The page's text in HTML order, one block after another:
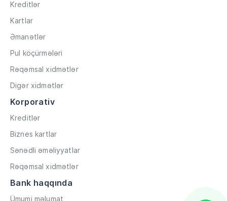
Kreditlər
Kartlar
Əmanətlər
Pul köçürmələri
Rəqəmsal xidmətlər
Digər xidmətlər
Korporativ
Kreditlər
Biznes kartlar
Sənədli əməliyyatlar
Rəqəmsal xidmətlər
Bank haqqında
Ümumi məlumat